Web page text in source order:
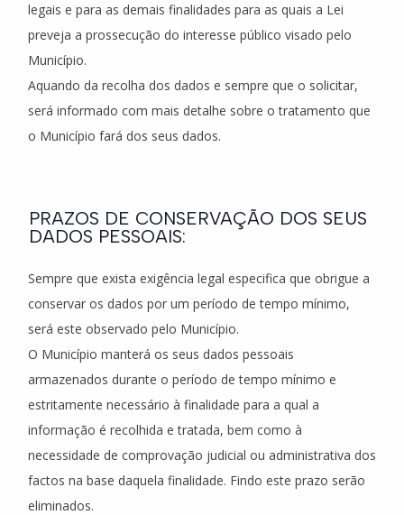
legais e para as demais finalidades para as quais a Lei
preveja a prossecução do interesse público visado pelo
Município.
Aquando da recolha dos dados e sempre que o solicitar,
será informado com mais detalhe sobre o tratamento que
o Município fará dos seus dados.
PRAZOS DE CONSERVAÇÃO DOS SEUS
DADOS PESSOAIS:
Sempre que exista exigência legal especifica que obrigue a
conservar os dados por um período de tempo mínimo,
será este observado pelo Município.
O Município manterá os seus dados pessoais
armazenados durante o período de tempo mínimo e
estritamente necessário à finalidade para a qual a
informação é recolhida e tratada, bem como à
necessidade de comprovação judicial ou administrativa dos
factos na base daquela finalidade. Findo este prazo serão
eliminados.